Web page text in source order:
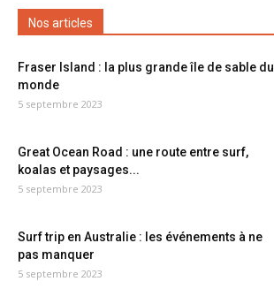
Nos articles
Fraser Island : la plus grande île de sable du
monde
5 septembre 2023
Great Ocean Road : une route entre surf,
koalas et paysages...
5 septembre 2023
Surf trip en Australie : les événements à ne
pas manquer
5 septembre 2023